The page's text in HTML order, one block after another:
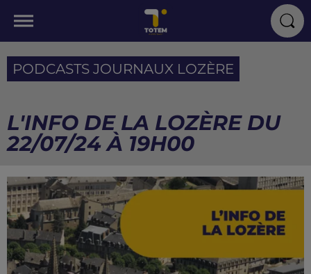
PODCASTS JOURNAUX LOZÈRE
L'INFO DE LA LOZÈRE DU
22/07/24 À 19H00